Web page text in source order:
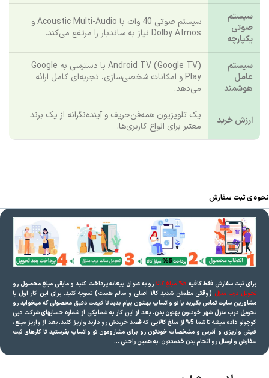
سیستم
صوتی
یکپارچه
سیستم صوتی 40 وات با Acoustic Multi-Audio و
Dolby Atmos نیاز به ساندبار را مرتفع می‌کند.
سیستم
عامل
هوشمند
Android TV (Google TV) با دسترسی به Google
Play و امکانات شخصی‌سازی، تجربه‌ای کامل ارائه
می‌دهد.
ارزش خرید
یک تلویزیون همه‌فن‌حریف و آینده‌نگرانه از یک برند
معتبر برای انواع کاربری‌ها.
نحوه ی ثبت سفارش
برای ثبت سفارش فقط کافیه 5% مبلغ کالا
رو به عنوان بیعانه پرداخت کنید و مابقی مبلغ محصول رو
تحویل درب منزل (وقتی مطمئن شدید کالا اصلی و سالم هست) تسویه کنید. برای این کار اول با
مشاورین سایت تماس بگیرید یا تو واتساپ بهشون پیام بدید تاقیمت دقیق محصولی که میخواید رو
تحویل درب منزل شهر خودتون بهتون بدن. بعد از این کار به شما یکی از شماره حسابهای شرکت دبی
کوچولو داده میشه تا شما 5% از مبلغ کالایی که قصد خریدش رو دارید واریز کنید. بعد از واریز مبلغ،
فیش واریزی و آدرس و مشخصات خودتون رو برای مشارومون تو واتساپ بفرستید تا کارهای ثبت
سفارش و ارسال رو انجام بدن خدمتتون. به همین راحتی …